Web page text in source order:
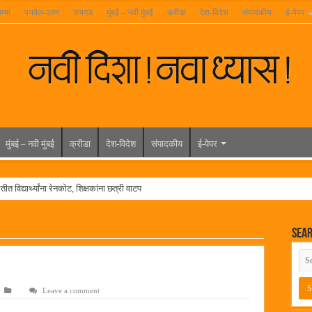
पनवेल-उरण रायगड मुंबई – नवी मुंबई क्रीडा देश-विदेश संपादकीय ई-पेपर
मुंबई – नवी मुंबई क्रीडा देश-विदेश संपादकीय ई-पेपर
विद्यार्थ्यांना रेनकोट, शिक्षकांना छत्री वाटप
वाढदिवसानिमित्त राज्यभरातून शुभेच्छांचा वर्षाव
जाहीर
Leave a comment